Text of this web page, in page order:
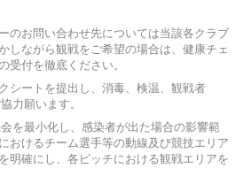
のお問い合わせ先については当該各クラブ
しながら観戦をご希望の場合は、健康チェ
受付を徹底ください。
シートを提出し、消毒、検温、観戦者
力願います。
を最小化し、感染者が出た場合の影響範
おけるチーム選手等の動線及び競技エリア
明確にし、各ピッチにおける観戦エリアを